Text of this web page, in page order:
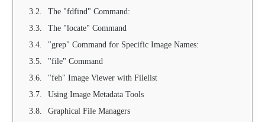
The "fdfind" Command:
The "locate" Command
"grep" Command for Specific Image Names:
"file" Command
"feh" Image Viewer with Filelist
Using Image Metadata Tools
Graphical File Managers